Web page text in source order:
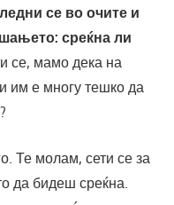
се во очите и
среќна ли
се, мамо дека на
им е многу тешко да
Те молам, сети се за
да бидеш среќна.